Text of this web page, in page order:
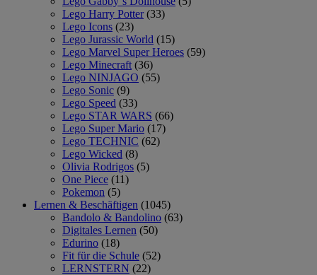
Lego Harry Potter (33)
Lego Icons (23)
Lego Jurassic World (15)
Lego Marvel Super Heroes (59)
Lego Minecraft (36)
Lego NINJAGO (55)
Lego Sonic (9)
Lego Speed (33)
Lego STAR WARS (66)
Lego Super Mario (17)
Lego TECHNIC (62)
Lego Wicked (8)
Olivia Rodrigos (5)
One Piece (11)
Pokemon (5)
Lernen & Beschäftigen (1045)
Bandolo & Bandolino (63)
Digitales Lernen (50)
Edurino (18)
Fit für die Schule (52)
LERNSTERN (22)